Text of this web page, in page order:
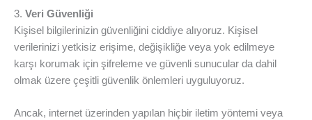
3. Veri Güvenliği
Kişisel bilgilerinizin güvenliğini ciddiye alıyoruz. Kişisel
verilerinizi yetkisiz erişime, değişikliğe veya yok edilmeye
karşı korumak için şifreleme ve güvenli sunucular da dahil
olmak üzere çeşitli güvenlik önlemleri uyguluyoruz.
Ancak, internet üzerinden yapılan hiçbir iletim yöntemi veya